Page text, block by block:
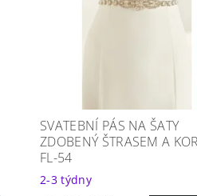
SVATEBNÍ PÁS NA ŠATY
ZDOBENÝ ŠTRASEM A
FL-54
2-3 týdny